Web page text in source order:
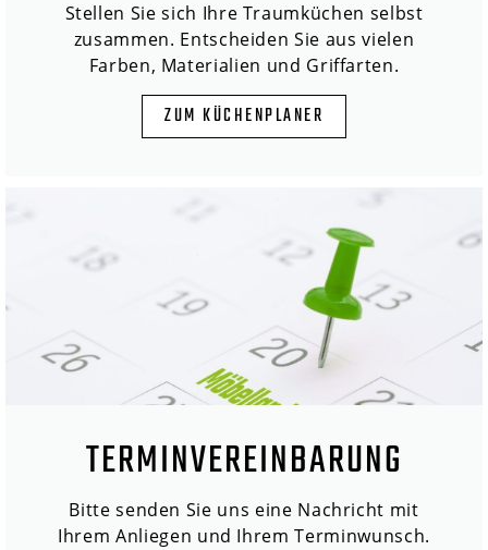
Stellen Sie sich Ihre Traumküchen selbst
zusammen. Entscheiden Sie aus vielen
Farben, Materialien und Griffarten.
ZUM KÜCHENPLANER
TERMINVEREINBARUNG
Bitte senden Sie uns eine Nachricht mit
Ihrem Anliegen und Ihrem Terminwunsch.